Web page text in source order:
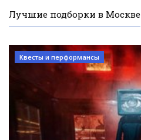
Лучшие подборки в Москве
Квесты и перформансы